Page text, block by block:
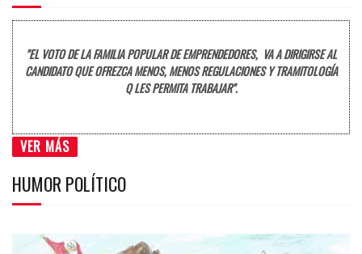
"EL VOTO DE LA FAMILIA POPULAR DE EMPRENDEDORES, VA A DIRIGIRSE AL
CANDIDATO QUE OFREZCA MENOS, MENOS REGULACIONES Y TRAMITOLOGÍA
Q LES PERMITA TRABAJAR".
VER MÁS
HUMOR POLÍTICO